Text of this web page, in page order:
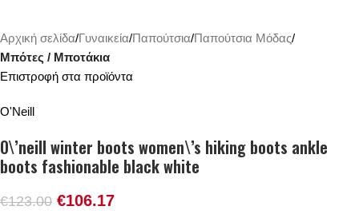
Αρχική σελίδα Γυναικεία Παπούτσια Παπούτσια Μόδας
Μπότες / Μποτάκια
Επιστροφή στα προϊόντα
O'Neill
O\’neill winter boots women\’s hiking boots ankle
boots fashionable black white
€123.00 €106.17